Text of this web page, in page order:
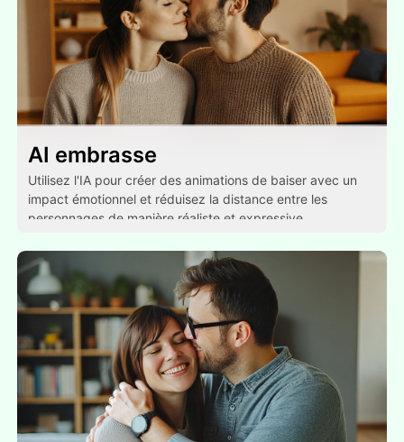
AI embrasse
Utilisez l'IA pour créer des animations de baiser avec un
impact émotionnel et réduisez la distance entre les
personnages de manière réaliste et expressive.